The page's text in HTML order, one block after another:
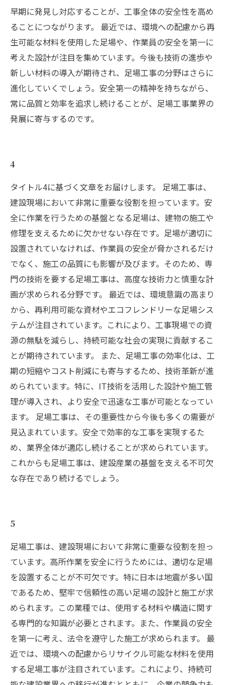
早期に発見し対応することが、工事全体の安全性を高め
ることにつながります。 最近では、環境への配慮から再
生可能な材料を使用した足場や、作業員の安全を第一に
考えた設計が注目を集めています。今後も技術の進歩や
新しい材料の導入が期待され、足場工事の分野はさらに
進化していくでしょう。安全第一の精神を持ちながら、
常に品質と効率を追求し続けることが、足場工事業界の
発展に寄与するのです。
4
タイトル4に基づく文章をお届けします。 足場工事は、
建設現場において非常に重要な役割を担っています。安
全に作業を行うための基盤となる足場は、建物の施工や
修理を支えるために欠かせない存在です。足場が適切に
設置されていなければ、作業員の安全が脅かされるだけ
でなく、施工の品質にも影響が及びます。そのため、専
門の技術を要する足場工事は、高度な技術力と慎重な計
画が求められる分野です。 最近では、環境意識の高まり
から、再利用可能な資材やエコフレンドリーな足場シス
テムが注目されています。これにより、工事現場での資
源の無駄を減らし、持続可能な社会の実現に貢献するこ
とが期待されています。 また、足場工事の効率化は、工
期の短縮やコスト削減にも寄与するため、技術革新が進
められています。特に、IT技術を活用した設計や施工管
理が導入され、より安全で迅速な工事が可能となってい
ます。 足場工事は、その重要性から今後も多くの需要が
見込まれています。安全で効率的な工事を実現するた
め、業界全体が適応し続けることが求められています。
これからも足場工事は、建設産業の基盤を支える不可欠
な存在であり続けるでしょう。
5
足場工事は、建設現場において非常に重要な役割を担っ
ています。高所作業を安全に行うためには、適切な足場
を設置することが不可欠です。特に日本は地震が多い国
であるため、堅牢で信頼性の高い足場の設計と施工が求
められます。この業種では、使用する材料や構造に関す
る専門的な知識が必要とされます。また、作業員の安全
を第一に考え、法令を遵守した施工が求められます。 最
近では、環境への配慮からリサイクル可能な材料を使用
する足場工事が注目されています。これにより、持続可